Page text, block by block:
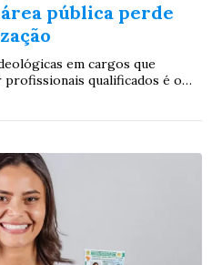
pública perde
em cargos que
qualificados é o